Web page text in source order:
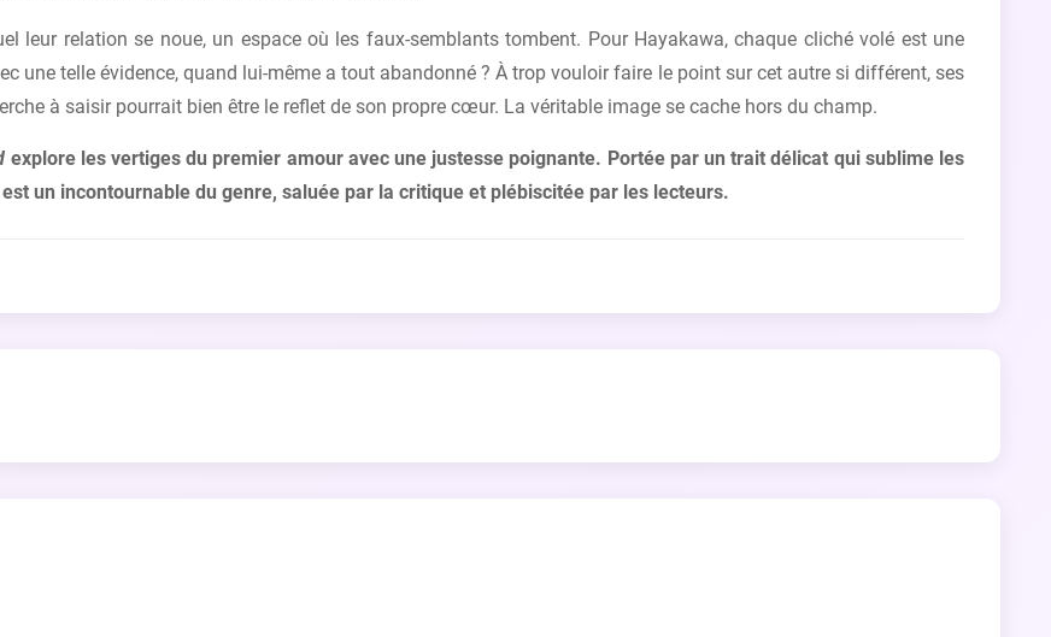
leur relation se noue, un espace où les faux-semblants tombent. Pour Hayakawa, chaque cliché volé est une
une telle évidence, quand lui-même a tout abandonné ? À trop vouloir faire le point sur cet autre si différent, ses
à saisir pourrait bien être le reflet de son propre cœur. La véritable image se cache hors du champ.
explore les vertiges du premier amour avec une justesse poignante. Portée par un trait délicat qui sublime les
un incontournable du genre, saluée par la critique et plébiscitée par les lecteurs.